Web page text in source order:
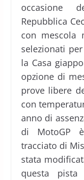
occasione
Repubblica
con mescola
selezionati
la Casa
opzione di
prove libere
con
anno di
di MotoGP
tracciato di
stata
questa pista